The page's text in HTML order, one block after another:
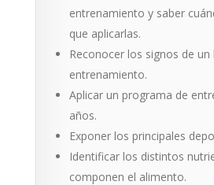
entrenamiento y saber
que aplicarlas.
Reconocer los signos de un
entrenamiento.
Aplicar un programa de
años.
Exponer los principales
Identificar los distintos
componen el alimento.